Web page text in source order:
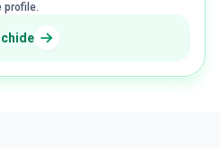
profile.